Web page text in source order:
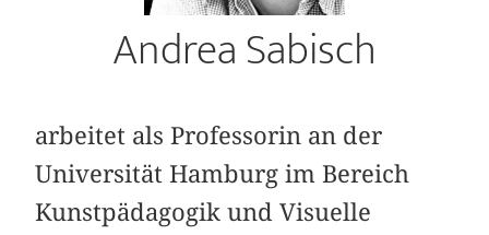
Andrea Sabisch
arbeitet als Professorin an der
Universität Hamburg im Bereich
Kunstpädagogik und Visuelle